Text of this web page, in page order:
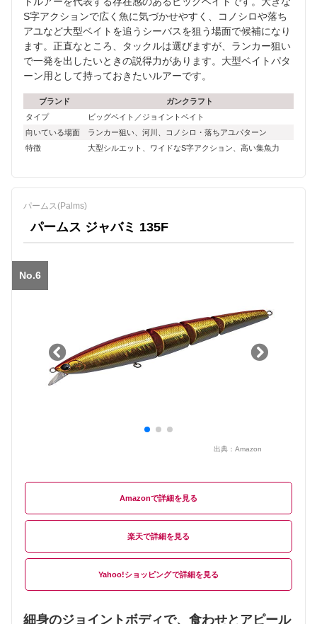
S字アクションで広く魚に気づかせやすく、コノシロや落ち
アユなど大型ベイトを追うシーバスを狙う場面で候補になり
ます。正直なところ、タックルは選びますが、ランカー狙い
で一発を出したいときの説得力があります。大型ベイトパタ
ーン用として持っておきたいルアーです。
ブランド
ガンクラフト
タイプ
ビッグベイト／ジョイントベイト
向いている場面
ランカー狙い、河川、コノシロ・落ちアユパターン
特徴
大型シルエット、ワイドなS字アクション、高い集魚力
パームス(Palms)
パームス ジャバミ 135F
No.6
出典： Amazon
Amazon
楽天
Yahoo!ショッピング
細身のジョイントボディで、食わせとアピール